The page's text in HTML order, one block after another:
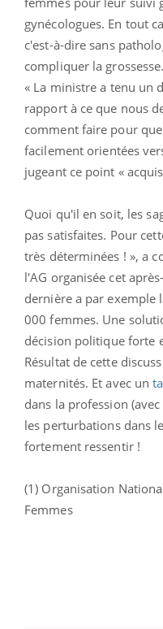
gynécologues. En tout
c'est-à-dire sans
compliquer la grossesse.
« La ministre a tenu un
rapport à ce que nous
comment faire pour
facilement orientées
jugeant ce point «
Quoi qu'il en soit, les
pas satisfaites. Pour
très déterminées ! », a
l'AG organisée cet
dernière a par exemple
000 femmes. Une
décision politique forte
Résultat de cette
maternités. Et avec un
dans la profession
les perturbations dans
fortement ressentir !
(1) Organisation
Femmes